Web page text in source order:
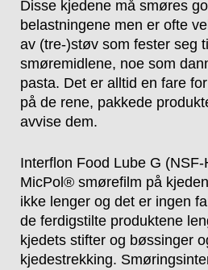
Disse kjedene må smøres
belastningene men er ofte
av (tre-)støv som fester seg
smøremidlene, noe som
pasta. Det er alltid en fare
på de rene, pakkede
avvise dem.
Interflon Food Lube G
MicPol® smørefilm på
ikke lenger og det er ingen
de ferdigstilte produktene
kjedets stifter og bøssinger
kjedestrekking.